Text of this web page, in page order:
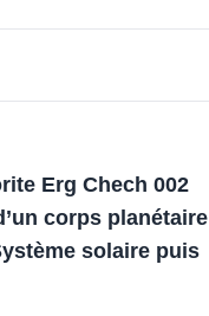
Erg Chech 002
corps planétaire
solaire puis